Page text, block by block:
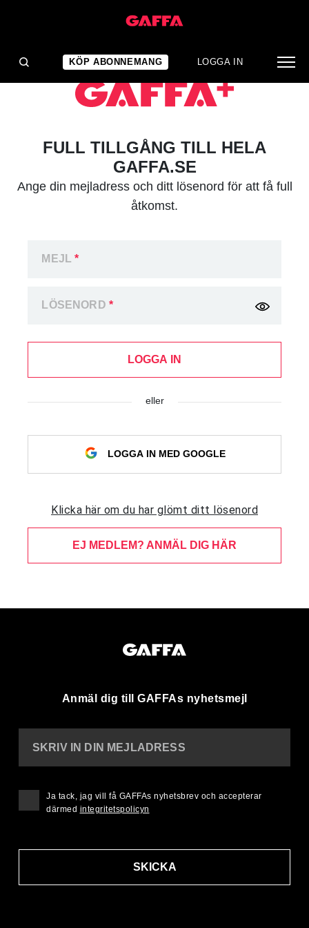
KÖP ABONNEMANG LOGGA IN
FULL TILLGÅNG TILL HELA
GAFFA.SE
Ange din mejladress och ditt lösenord för att få full
åtkomst.
MEJL*
LÖSENORD *
LOGGA IN
eller
LOGGA IN MED GOOGLE
Klicka här om du har glömt ditt lösenord
EJ MEDLEM? ANMÄL DIG HÄR
Anmäl dig till GAFFAs nyhetsmejl
SKRIV IN DIN MEJLADRESS
SKICKA
Ja tack, jag vill få GAFFAs nyhetsbrev och accepterar
därmed integritetspolicyn